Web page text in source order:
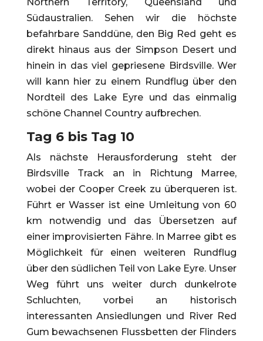
Northern Territory, Queensland und
Südaustralien. Sehen wir die höchste
befahrbare Sanddüne, den Big Red geht es
direkt hinaus aus der Simpson Desert und
hinein in das viel gepriesene Birdsville. Wer
will kann hier zu einem Rundflug über den
Nordteil des Lake Eyre und das einmalig
schöne Channel Country aufbrechen.
Tag 6 bis Tag 10
Als nächste Herausforderung steht der
Birdsville Track an in Richtung Marree,
wobei der Cooper Creek zu überqueren ist.
Führt er Wasser ist eine Umleitung von 60
km notwendig und das Übersetzen auf
einer improvisierten Fähre. In Marree gibt es
Möglichkeit für einen weiteren Rundflug
über den südlichen Teil von Lake Eyre. Unser
Weg führt uns weiter durch dunkelrote
Schluchten, vorbei an historisch
interessanten Ansiedlungen und River Red
Gum bewachsenen Flussbetten der Flinders